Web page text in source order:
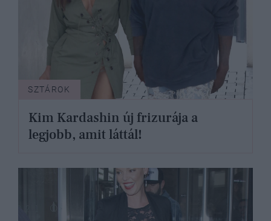
SZTÁROK
Kim Kardashin új frizurája a
legjobb, amit láttál!